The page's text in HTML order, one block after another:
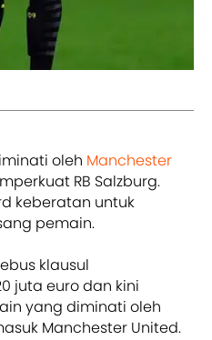
oleh Manchester
RB Salzburg.
keberatan untuk
pemain.
klausul
juta euro dan kini
yang diminati oleh
Manchester United.